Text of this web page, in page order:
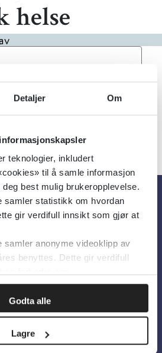
Detaljer Om
teknologier, inkludert
til å samle informasjon
best mulig brukeropplevelse.
samler statistikk om hvordan
gir verdifull innsikt som gjør at
samler anonyme videoklipp av
benyttes. Dette gir verdifull
Godta alle
Lagre
helse
Dato Alfabetisk